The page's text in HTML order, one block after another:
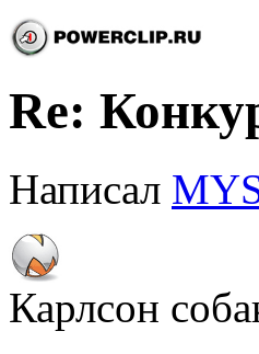
Re:
Написал
Карлсон